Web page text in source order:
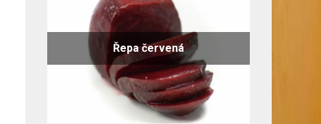
Řepa červená